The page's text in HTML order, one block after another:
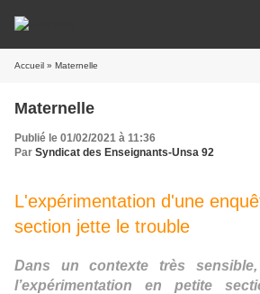
Accueil » Maternelle
Maternelle
Publié le 01/02/2021 à 11:36
Par Syndicat des Enseignants-Unsa 92
L'expérimentation d'une
section jette le trouble
Dans un contexte très
l’expérimentation en petite